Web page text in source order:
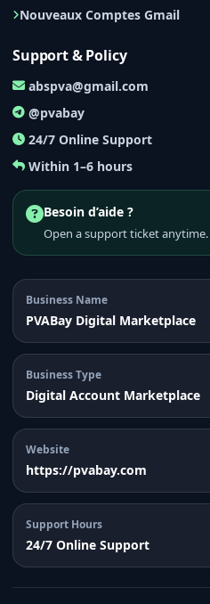
Nouveaux Comptes Gmail
Support & Policy
abspva@gmail.com
@pvabay
24/7 Online Support
Within 1–6 hours
Besoin d’aide ?
Open a support ticket anytime.
Business Name
PVABay Digital Marketplace
Business Type
Digital Account Marketplace
Website
https://pvabay.com
Support Hours
24/7 Online Support